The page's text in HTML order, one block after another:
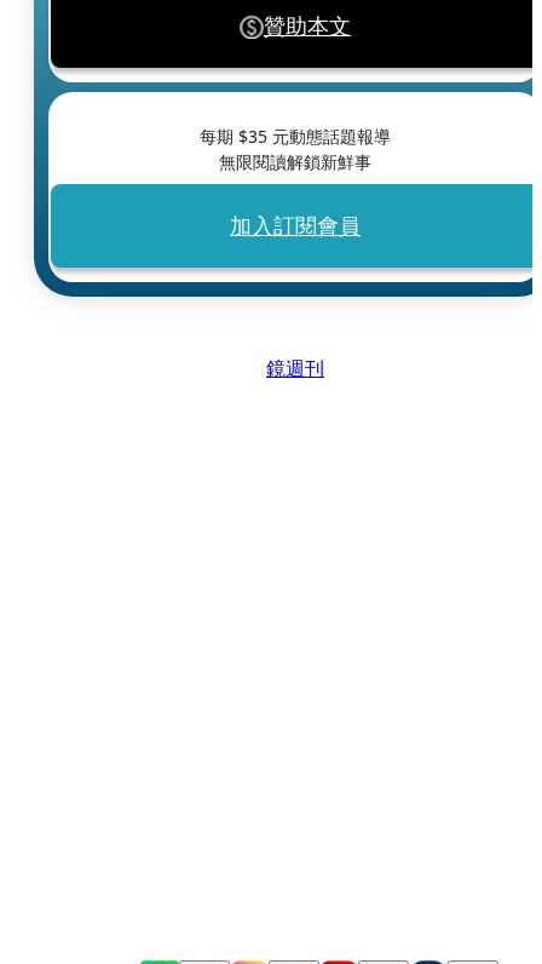
贊助本文
每期 $35 元動態話題報導
無限閱讀解鎖新鮮事
加入訂閱會員
鏡週刊